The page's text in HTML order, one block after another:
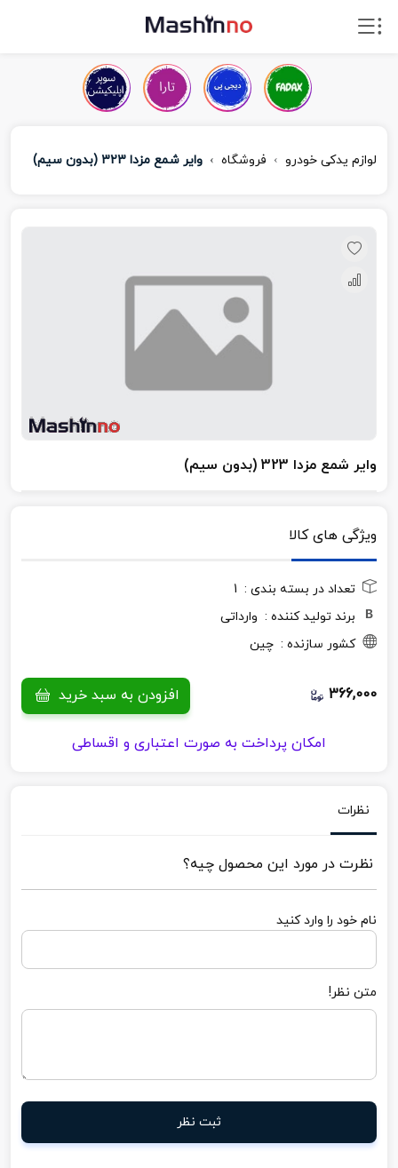
لوازم یدکی خودرو فروشگاه وایر شمع مزدا 323 (بدون سیم)
وایر شمع مزدا 323 (بدون سیم)
ویژگی های کالا
تعداد در بسته بندی : 1
برند تولید کننده : وارداتی
کشور سازنده : چین
366,000 افزودن به سبد خرید
امکان پرداخت به صورت اعتباری و اقساطی
نظرات
نظرت در مورد این محصول چیه؟
نام خود را وارد کنید
متن نظر!
ثبت نظر